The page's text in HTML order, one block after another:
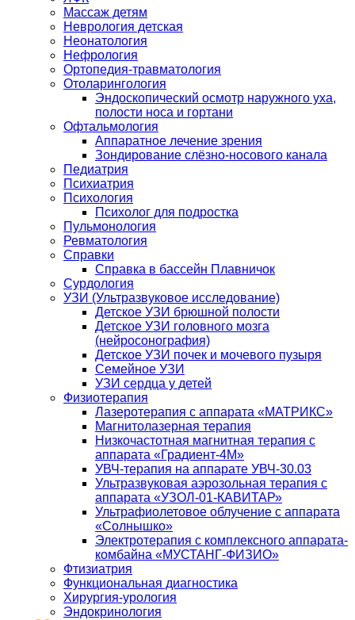
Массаж детям
Неврология детская
Неонатология
Нефрология
Ортопедия-травматология
Отоларингология
Эндоскопический осмотр наружного уха,
полости носа и гортани
Офтальмология
Аппаратное лечение зрения
Зондирование слёзно-носового канала
Педиатрия
Психиатрия
Психология
Психолог для подростка
Пульмонология
Ревматология
Справки
Справка в бассейн Плавничок
Сурдология
УЗИ (Ультразвуковое исследование)
Детское УЗИ брюшной полости
Детское УЗИ головного мозга
(нейросонография)
Детское УЗИ почек и мочевого пузыря
Семейное УЗИ
УЗИ сердца у детей
Физиотерапия
Лазеротерапия с аппарата «МАТРИКС»
Магнитолазерная терапия
Низкочастотная магнитная терапия с
аппарата «Градиент-4М»
УВЧ-терапия на аппарате УВЧ-30.03
Ультразвуковая аэрозольная терапия с
аппарата «УЗОЛ-01-КАВИТАР»
Ультрафиолетовое облучение с аппарата
«Солнышко»
Электротерапия с комплексного аппарата-
комбайна «МУСТАНГ-ФИЗИО»
Фтизиатрия
Функциональная диагностика
Хирургия-урология
Эндокринология